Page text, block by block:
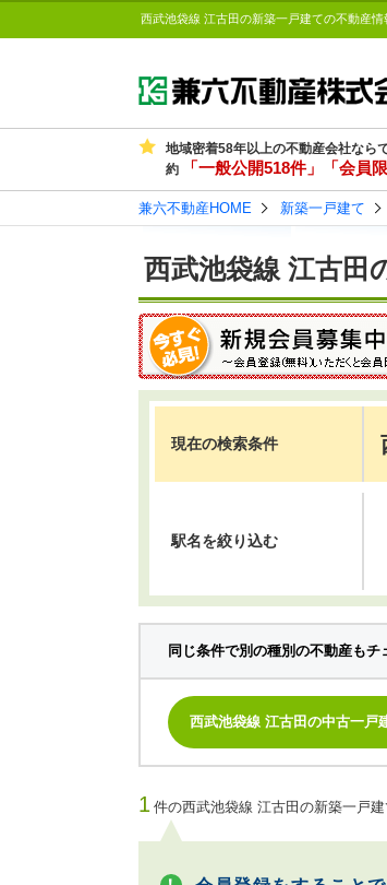
西武池袋線 江古田の新築一戸建ての不動産
地域密着58年以上の不動産会社なら
約
「一般公開518件」「会員
兼六不動産HOME 新築一戸建て
西武池袋線 江古田
現在の検索条件
駅名を絞り込む
同じ条件で別の種別の不動産もチ
西武池袋線 江古田の中古一戸
1 件の西武池袋線 江古田の新築一戸